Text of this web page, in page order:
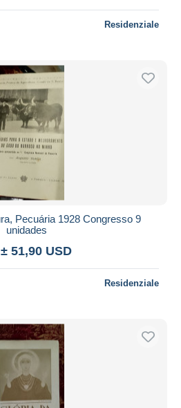
Aggiorna
Residenziale
Pecuária 1928 Congresso 9
unidades
± 51,90 USD
Residenziale